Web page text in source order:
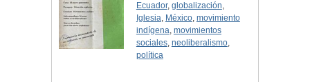
Ecuador, globalización,
Iglesia, México, movimiento
indígena, movimientos
sociales, neoliberalismo,
política